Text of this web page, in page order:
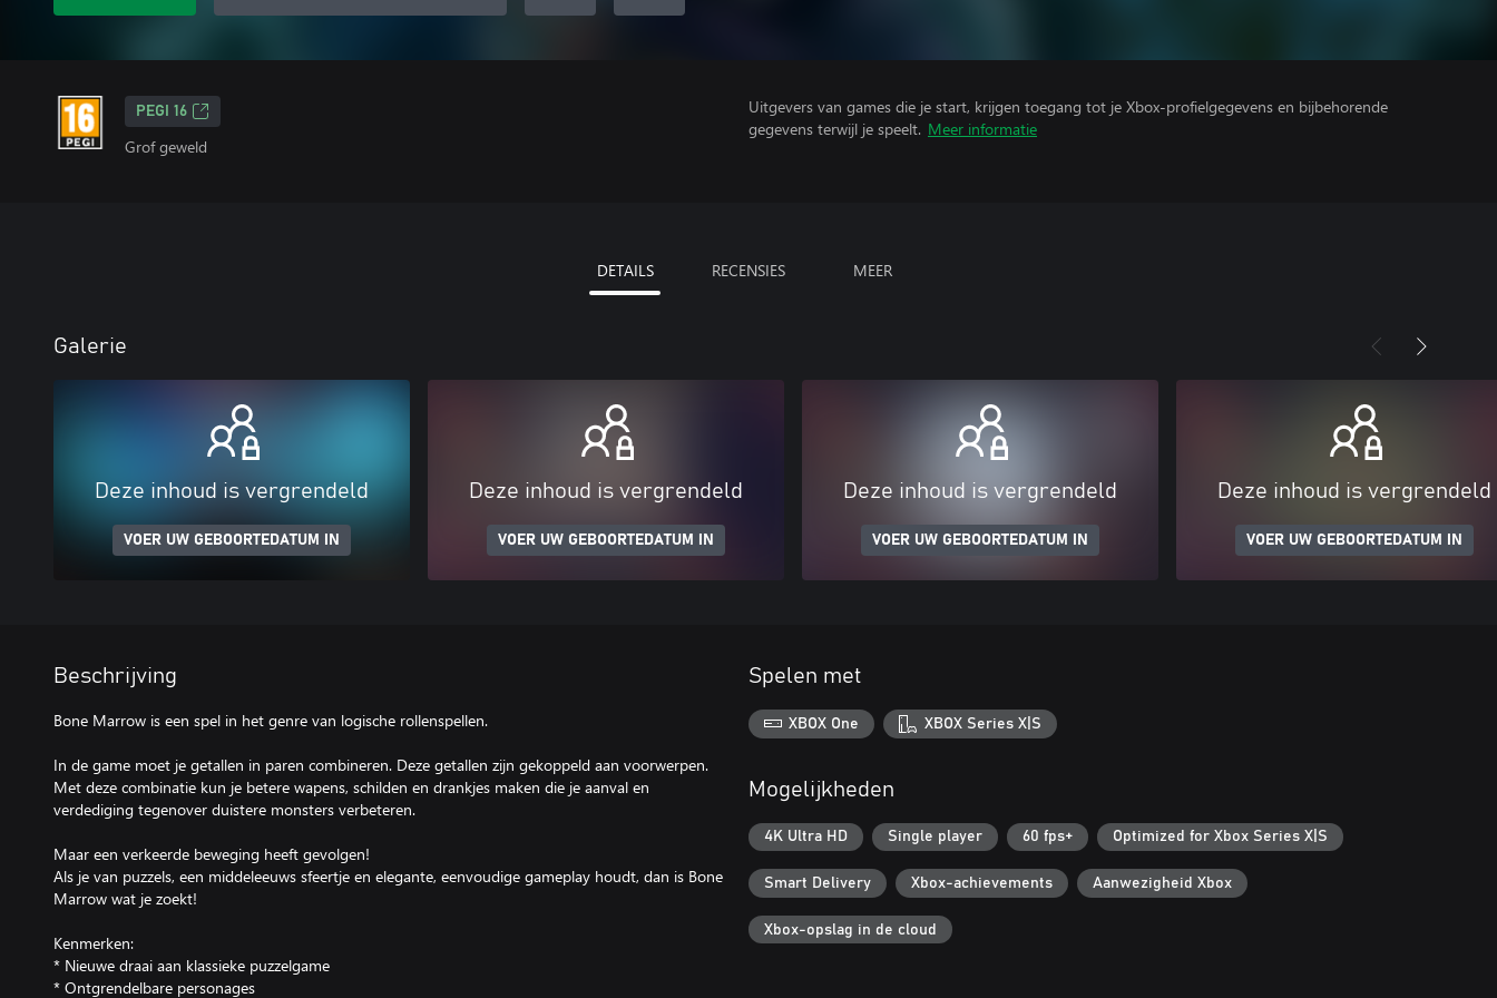
PEGI 16
Grof geweld
Uitgevers van games die je start, krijgen toegang tot je Xbox-profielgegevens en bijbehorende
gegevens terwijl je speelt. Meer informatie
DETAILS RECENSIES MEER
Galerie
Deze inhoud is vergrendeld
VOER UW GEBOORTEDATUM IN
Deze inhoud is vergrendeld
VOER UW GEBOORTEDATUM IN
Deze inhoud is vergrendeld
VOER UW GEBOORTEDATUM IN
Deze inhoud is vergrendeld
VOER UW GEBOORTEDATUM IN
Beschrijving
Bone Marrow is een spel in het genre van logische rollenspellen.
In de game moet je getallen in paren combineren. Deze getallen zijn gekoppeld aan voorwerpen.
Met deze combinatie kun je betere wapens, schilden en drankjes maken die je aanval en
verdediging tegenover duistere monsters verbeteren.
Maar een verkeerde beweging heeft gevolgen!
Als je van puzzels, een middeleeuws sfeertje en elegante, eenvoudige gameplay houdt, dan is Bone
Marrow wat je zoekt!
Kenmerken:
* Nieuwe draai aan klassieke puzzelgame
* Ontgrendelbare personages
Spelen met
XBOX One XBOX Series X|S
Mogelijkheden
4K Ultra HD Single player 60 fps+ Optimized for Xbox Series X|S
Smart Delivery Xbox-achievements Aanwezigheid Xbox
Xbox-opslag in de cloud